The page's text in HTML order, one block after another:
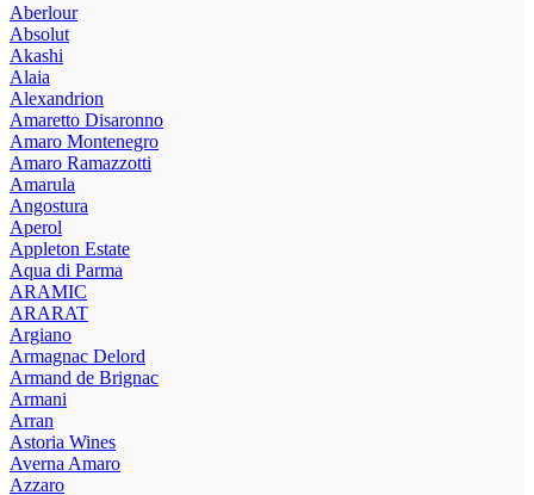
Aberlour
Absolut
Akashi
Alaia
Alexandrion
Amaretto Disaronno
Amaro Montenegro
Amaro Ramazzotti
Amarula
Angostura
Aperol
Appleton Estate
Aqua di Parma
ARAMIC
ARARAT
Argiano
Armagnac Delord
Armand de Brignac
Armani
Arran
Astoria Wines
Averna Amaro
Azzaro